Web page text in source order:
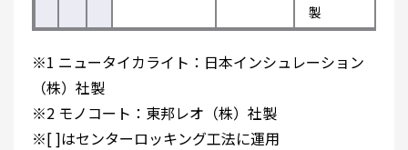
製
※1 ニュータイカライト：日本インシュレーション
（株）社製
※2 モノコート：東邦レオ（株）社製
※[ ]はセンターロッキング工法に運用